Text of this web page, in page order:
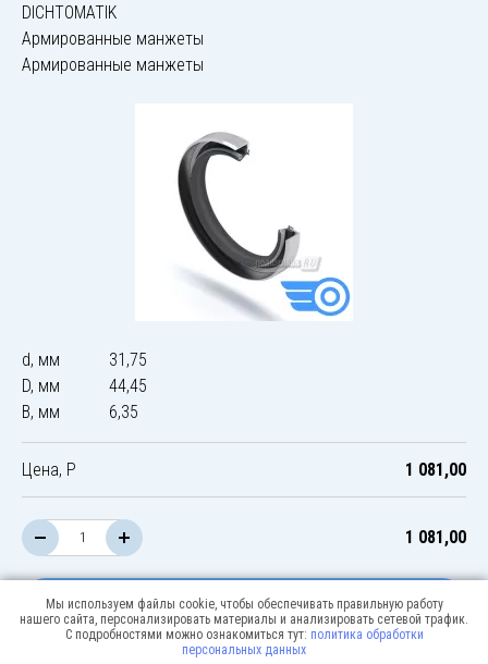
DICHTOMATIK
Армированные манжеты
Армированные манжеты
d, мм
31,75
D, мм
44,45
B, мм
6,35
Цена, Р 1 081,00
1 081,00
В корзину
Мы используем файлы cookie, чтобы обеспечивать правильную работу
нашего сайта, персонализировать материалы и анализировать сетевой трафик.
С подробностями можно ознакомиться тут: политика обработки
персональных данных